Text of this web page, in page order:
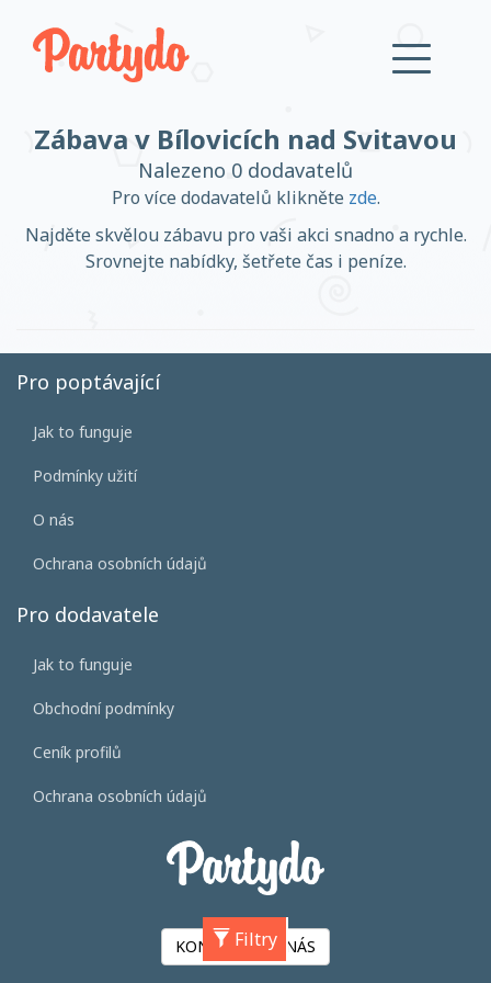
Založit účet
Přihlásit se
Založit účet
Filtry
Zábava v Bílovicích nad Svitavou
Nalezeno 0 dodavatelů
Pro více dodavatelů klikněte zde.
Najděte skvělou zábavu pro vaši akci snadno a rychle.
Srovnejte nabídky, šetřete čas i peníze.
Pro poptávající
Jak to funguje
Podmínky užití
O nás
Ochrana osobních údajů
Pro dodavatele
Jak to funguje
Obchodní podmínky
Ceník profilů
Ochrana osobních údajů
KONTAKTUJTE NÁS